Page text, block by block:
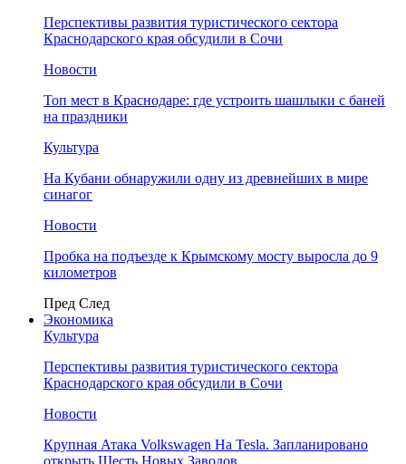
Перспективы развития туристического сектора
Краснодарского края обсудили в Сочи
Новости
Топ мест в Краснодаре: где устроить шашлыки с баней
на праздники
Культура
На Кубани обнаружили одну из древнейших в мире
синагог
Новости
Пробка на подъезде к Крымскому мосту выросла до 9
километров
Пред След
Экономика
Культура
Перспективы развития туристического сектора
Краснодарского края обсудили в Сочи
Новости
Крупная Атака Volkswagen На Tesla. Запланировано
открыть Шесть Новых Заводов